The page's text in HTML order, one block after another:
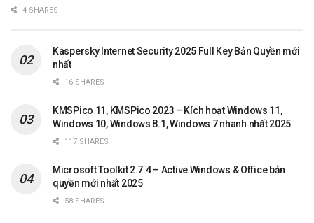
4 SHARES
Kaspersky Internet Security 2025 Full Key Bản Quyền mới
nhất
16 SHARES
KMSPico 11, KMSPico 2023 – Kích hoạt Windows 11,
Windows 10, Windows 8.1, Windows 7 nhanh nhất 2025
117 SHARES
Microsoft Toolkit 2.7.4 – Active Windows & Office bản
quyền mới nhất 2025
58 SHARES